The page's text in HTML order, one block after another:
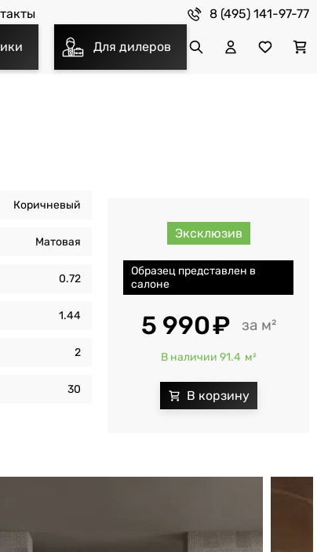
8 (495) 141-97-77
Для дилеров
Коричневый
Матовая
0.72
1.44
2
30
Эксклюзив
Образец представлен в
салоне
5 990 м²
В наличии 91.4 м²